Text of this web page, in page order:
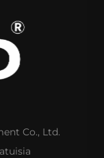
Co., Ltd.